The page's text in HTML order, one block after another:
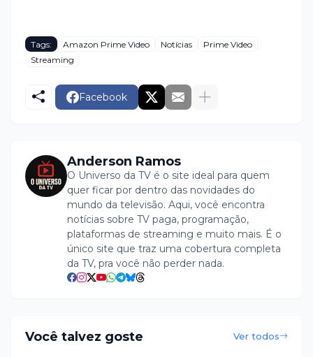
Tags: Amazon Prime Video Notícias
Prime Video
Streaming
Facebook
Anderson Ramos
O Universo da TV é o site ideal para quem
quer ficar por dentro das novidades do
mundo da televisão. Aqui, você encontra
notícias sobre TV paga, programação,
plataformas de streaming e muito mais. É o
único site que traz uma cobertura completa
da TV, pra você não perder nada.
Você talvez goste Ver todos